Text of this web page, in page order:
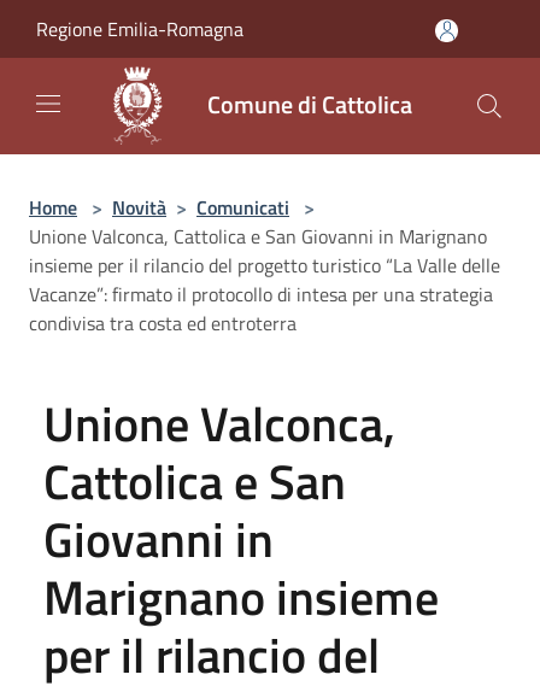
Regione Emilia-Romagna
Comune di Cattolica
Home > Novità > Comunicati >
Unione Valconca, Cattolica e San Giovanni in Marignano
insieme per il rilancio del progetto turistico “La Valle delle
Vacanze”: firmato il protocollo di intesa per una strategia
condivisa tra costa ed entroterra
Unione Valconca,
Cattolica e San
Giovanni in
Marignano insieme
per il rilancio del